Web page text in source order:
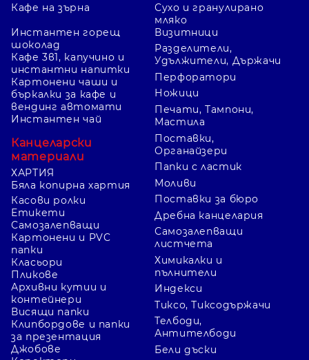
Кафе на зърна
Сухо и гранулирано
мляко
Инстантен горещ
шоколад
Кафе 3в1, капучино и
инстантни напитки
Картонени чаши и
бъркалки за кафе и
вендинг автомати
Инстантен чай
Канцеларски
материали
ХАРТИЯ
Бяла копирна хартия
Касови ролки
Етикети
Самозалепващи
Картонени и PVC
папки
Класьори
Пликове
Архивни кутии и
контейнери
Висящи папки
Клипбордове и папки
за презентация
Джобове
Визитници
Разделители,
Удължители, Държачи
Перфоратори
Ножици
Печати, Тампони,
Мастила
Поставки,
Органайзери
Папки с ластик
Моливи
Поставки за бюро
Дребна канцелария
Самозалепващи
листчета
Химикалки и
пълнители
Индекси
Тиксо, Тиксодържачи
Телбоди,
Антителбоди
Бели дъски